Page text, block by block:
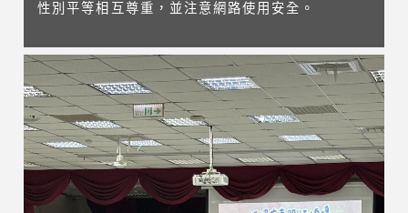
性別平等相互尊重，並注意網路使用安全。